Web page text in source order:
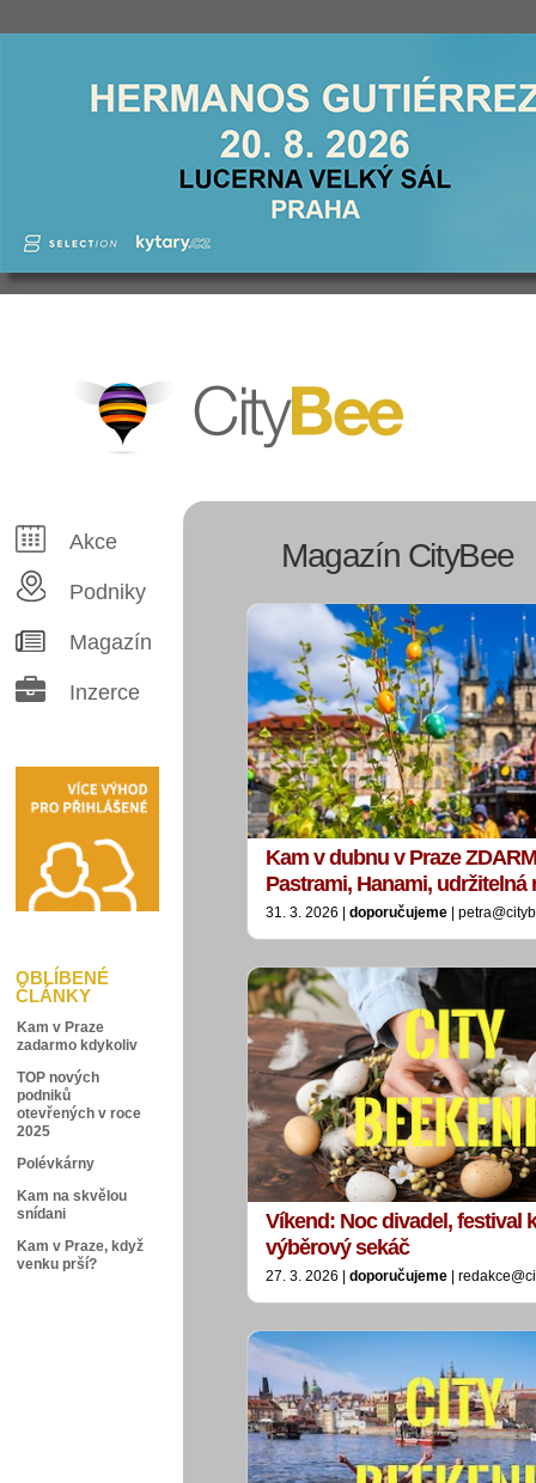
CityBee
Akce
Podniky
Magazín
Inzerce
OBLÍBENÉ
ČLÁNKY
Kam v Praze
zadarmo kdykoliv
TOP nových
podniků
otevřených v roce
2025
Polévkárny
Kam na skvělou
snídani
Kam v Praze, když
venku prší?
Magazín CityBee
Kam v dubnu v Praze
Pastrami, Hanami,
31. 3. 2026 | doporučujeme |
Víkend: Noc divadel, festival
výběrový sekáč
27. 3. 2026 | doporučujeme |